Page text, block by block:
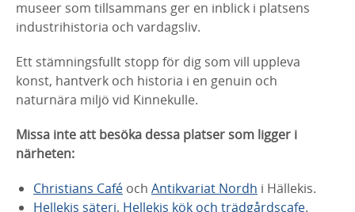
museer som tillsammans ger en inblick i platsens
industrihistoria och vardagsliv.
Ett stämningsfullt stopp för dig som vill uppleva
konst, hantverk och historia i en genuin och
naturnära miljö vid Kinnekulle.
Missa inte att besöka dessa platser som ligger i
närheten:
Christians Café och Antikvariat Nordh i Hällekis.
Hellekis säteri, Hellekis kök och trädgårdscafe.